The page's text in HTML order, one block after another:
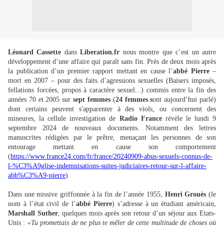
Léonard Cassette dansLiberation.fr nous montre que c’est un autre
développement d’une affaire qui paraît sans fin. Près de deux mois après
la publication d’un premier rapport mettant en cause l’abbé Pierre–
mort en 2007 – pour des faits d’agressions sexuelles (Baisers imposés,
fellations forcées, propos à caractère sexuel...) commis entre la fin des
années 70 et 2005 sursept femmes(24 femmes sont aujourd’hui parlé)
dont certains peuvent s'apparenter à des viols, ou concernent des
mineures, la cellule investigation de Radio Francerévèle le lundi 9
septembre 2024 de nouveaux documents. Notamment des lettres
manuscrites rédigées par le prêtre, menaçant les personnes de son
entourage mettant en cause son comportement
(https://www.france24.com/fr/france/20240909-abus-sexuels-connus-de-
l-%C3%A9glise-indemnisations-suites-judiciaires-retour-sur-l-affaire-
abb%C3%A9-pierre).
Dans une missive griffonnée à la fin de l’année 1955, Henri Grouès (le
nom à l’état civil de l’abbé Pierre) s’adresse à un étudiant américain,
Marshall Suther, quelques mois après son retour d’un séjour aux Etats-
Unis : «Tu promettais de ne plus te mêler de cette multitude de choses où